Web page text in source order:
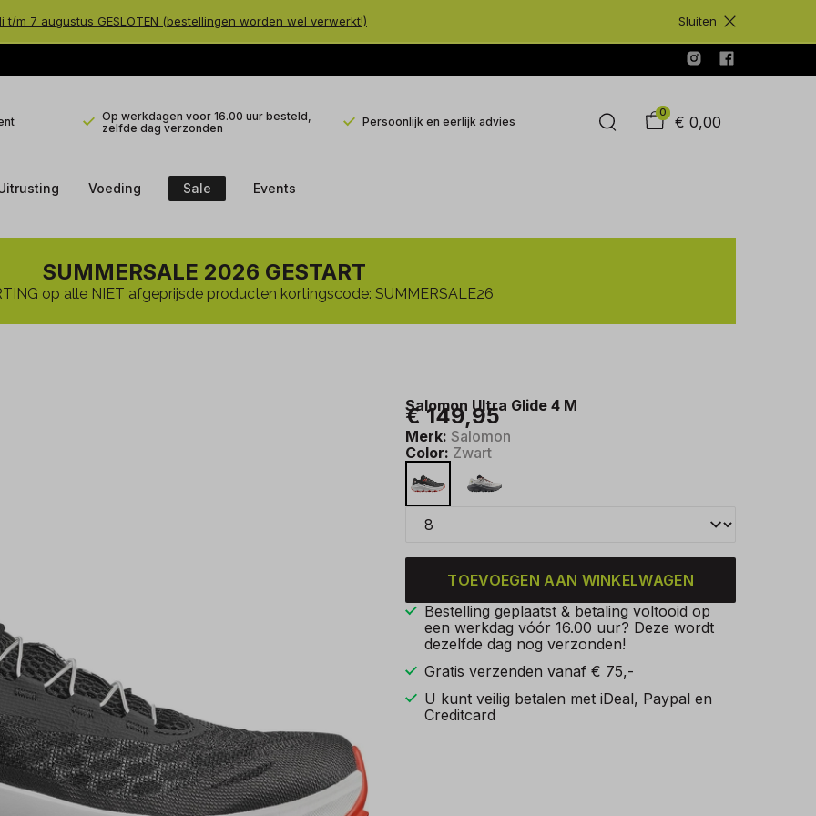
m 7 augustus GESLOTEN (bestellingen worden wel verwerkt!) Sluiten
Op werkdagen voor 16.00 uur besteld,
zelfde dag verzonden
Persoonlijk en eerlijk advies
0
€ 0,00
Voeding Sale Events
SUMMERSALE 2026 GESTART
op alle NIET afgeprijsde producten kortingscode: SUMMERSALE26
Salomon Ultra Glide 4 M
€ 149,95
Merk: Salomon
Color: Zwart
TOEVOEGEN AAN WINKELWAGEN
Bestelling geplaatst & betaling voltooid op
een werkdag vóór 16.00 uur? Deze wordt
dezelfde dag nog verzonden!
Gratis verzenden vanaf € 75,-
U kunt veilig betalen met iDeal, Paypal en
Creditcard